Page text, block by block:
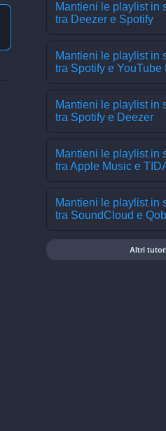
Mantieni le playlist in
tra Deezer e Spotify
Mantieni le playlist in
tra Spotify e YouTube
Mantieni le playlist in
tra Spotify e Deezer
Mantieni le playlist in
tra Apple Music e
Mantieni le playlist in
tra SoundCloud e
Altri